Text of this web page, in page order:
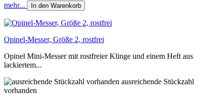
mehr... In den Warenkorb
Opinel-Messer, Größe 2, rostfrei
Opinel Mini-Messer mit rostfreier Klinge und einem Heft aus
lackiertem...
ausreichende Stückzahl
vorhanden